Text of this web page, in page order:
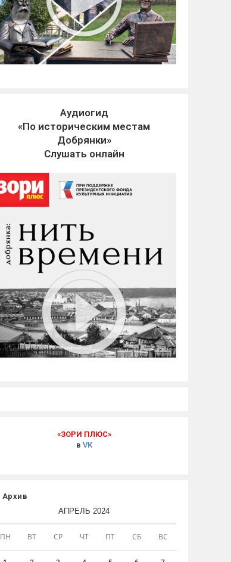
Аудиогид
«По историческим местам
Добрянки»
Слушать онлайн
«ЗОРИ ПЛЮС»
в VK
Архив
АПРЕЛЬ 2024
ПН ВТ СР ЧТ ПТ СБ ВС